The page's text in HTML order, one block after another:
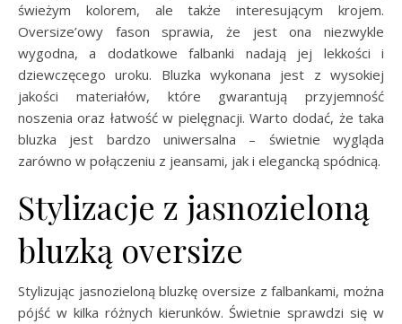
świeżym kolorem, ale także interesującym krojem.
Oversize’owy fason sprawia, że jest ona niezwykle
wygodna, a dodatkowe falbanki nadają jej lekkości i
dziewczęcego uroku. Bluzka wykonana jest z wysokiej
jakości materiałów, które gwarantują przyjemność
noszenia oraz łatwość w pielęgnacji. Warto dodać, że taka
bluzka jest bardzo uniwersalna – świetnie wygląda
zarówno w połączeniu z jeansami, jak i elegancką spódnicą.
Stylizacje z jasnozieloną
bluzką oversize
Stylizując jasnozieloną bluzkę oversize z falbankami, można
pójść w kilka różnych kierunków. Świetnie sprawdzi się w